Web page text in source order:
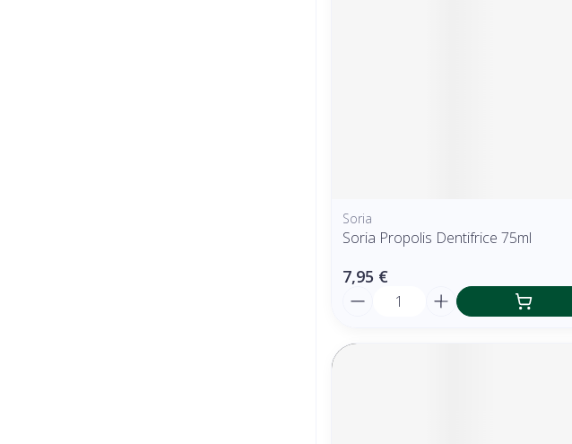
Soria
Soria Propolis Dentifrice 75ml
7,95 €
Quantité